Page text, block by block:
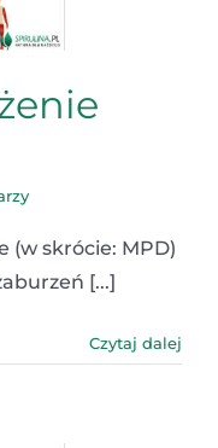
(w skrócie: MPD)
[...]
Czytaj dalej